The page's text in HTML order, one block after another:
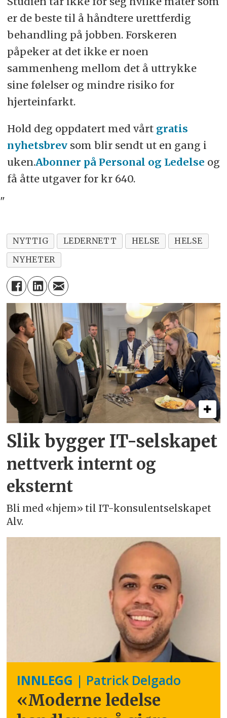
er de beste til å håndtere urettferdig
behandling på jobben. Forskeren
påpeker at det ikke er noen
sammenheng mellom det å uttrykke
sine følelser og mindre risiko for
hjerteinfarkt.
Hold deg oppdatert med vårt gratis
nyhetsbrevsom blir sendt ut en gang i
uken.Abonner på Personal og Ledelse og
få åtte utgaver for kr 640.
"
NYTTIG LEDERNETT HELSE
HELSE
NYHETER
Slik bygger IT-selskapet
nettverk internt og
eksternt
Bli med «hjem» til IT-konsulentselskapet
Alv.
INNLEGG | Patrick Delgado
«Moderne ledelse